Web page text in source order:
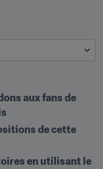
aux fans de
de cette
en utilisant le